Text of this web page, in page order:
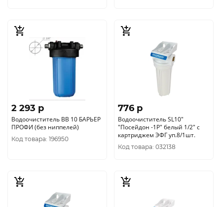
2 293 p
Водоочиститель BB 10 БАРЬЕР
ПРОФИ (без ниппелей)
Код товара: 196950
776 p
Водоочиститель SL10"
"Посейдон -1Р" белый 1/2" с
картриджем ЭФГ уп.8/1шт.
Код товара: 032138